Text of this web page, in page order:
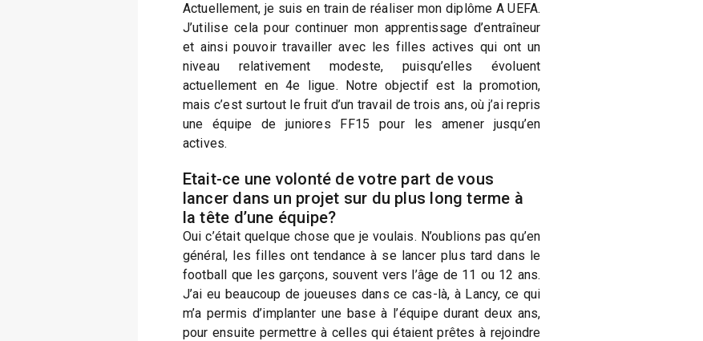
Actuellement, je suis en train de réaliser mon diplôme A UEFA.
J’utilise cela pour continuer mon apprentissage d’entraîneur
et ainsi pouvoir travailler avec les filles actives qui ont un
niveau relativement modeste, puisqu’elles évoluent
actuellement en 4e ligue. Notre objectif est la promotion,
mais c’est surtout le fruit d’un travail de trois ans, où j’ai repris
une équipe de juniores FF15 pour les amener jusqu’en
actives.
Etait-ce une volonté de votre part de vous
lancer dans un projet sur du plus long terme à
la tête d’une équipe?
Oui c’était quelque chose que je voulais. N’oublions pas qu’en
général, les filles ont tendance à se lancer plus tard dans le
football que les garçons, souvent vers l’âge de 11 ou 12 ans.
J’ai eu beaucoup de joueuses dans ce cas-là, à Lancy, ce qui
m’a permis d’implanter une base à l’équipe durant deux ans,
pour ensuite permettre à celles qui étaient prêtes à rejoindre